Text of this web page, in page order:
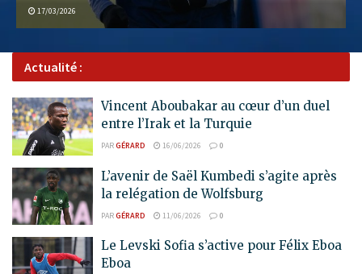
17/03/2026
Actualité :
Vincent Aboubakar au cœur d’un duel
entre l’Irak et la Turquie
PARGÉRARD 16/06/2026 0
L’avenir de Saël Kumbedi s’agite après
la relégation de Wolfsburg
PARGÉRARD 11/06/2026 0
Le Levski Sofia s’active pour Félix Eboa
Eboa